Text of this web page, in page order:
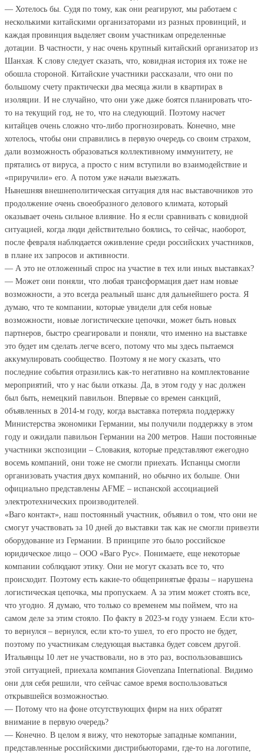
— Хотелось бы. Судя по тому, как они реагируют, мы работаем с
несколькими китайскими организаторами из разных провинций, и
каждая провинция выделяет своим участникам определенные
дотации. В частности, у нас очень крупный китайский организатор из
Шанхая. К слову следует сказать, что, ковидная история их тоже не
обошла стороной. Китайские участники рассказали, что они по
большому счету практически два месяца жили в квартирах в
изоляции. И не случайно, что они уже даже боятся планировать что-
то на текущий год, не то, что на следующий. Поэтому насчет
китайцев очень сложно что-либо прогнозировать. Конечно, мне
хотелось, чтобы они справились в первую очередь со своим страхом,
дали возможность образоваться коллективному иммунитету, не
прятались от вируса, а просто с ним вступили во взаимодействие и
«приручили» его. А потом уже начали выезжать.
Нынешняя внешнеполитическая ситуация для нас выставочников это
продолжение очень своеобразного делового климата, который
оказывает очень сильное влияние. Но я если сравнивать с ковидной
ситуацией, когда люди действительно боялись, то сейчас, наоборот,
после февраля наблюдается оживление среди российских участников,
в плане их запросов и активности.
— А это не отложенный спрос на участие в тех или иных выставках?
— Может они поняли, что любая трансформация дает нам новые
возможности, а это всегда реальный шанс для дальнейшего роста. Я
думаю, что те компании, которые увидели для себя новые
возможности, новые логистические цепочки, может быть новых
партнеров, быстро среагировали и поняли, что именно на выставке
это будет им сделать легче всего, потому что мы здесь пытаемся
аккумулировать сообщество. Поэтому я не могу сказать, что
последние события отразились как-то негативно на комплектование
мероприятий, что у нас были отказы. Да, в этом году у нас должен
был быть, немецкий павильон. Впервые со времен санкций,
объявленных в 2014-м году, когда выставка потеряла поддержку
Министерства экономики Германии, мы получили поддержку в этом
году и ожидали павильон Германии на 200 метров. Наши постоянные
участники экспозиции – Словакия, которые представляют ежегодно
восемь компаний, они тоже не смогли приехать. Испанцы смогли
организовать участия двух компаний, но обычно их больше. Они
официально представлены AFME – испанской ассоциацией
электротехнических производителей.
«Ваго контакт», наш постоянный участник, объявил о том, что они не
смогут участвовать за 10 дней до выставки так как не смогли привезти
оборудование из Германии. В принципе это было российское
юридическое лицо – ООО «Ваго Рус». Понимаете, еще некоторые
компании соблюдают этику. Они не могут сказать все то, что
происходит. Поэтому есть какие-то общепринятые фразы – нарушена
логистическая цепочка, мы пропускаем. А за этим может стоять все,
что угодно. Я думаю, что только со временем мы поймем, что на
самом деле за этим стояло. По факту в 2023-м году узнаем. Если кто-
то вернулся – вернулся, если кто-то ушел, то его просто не будет,
поэтому по участникам следующая выставка будет совсем другой.
Итальянцы 10 лет не участвовали, но в это раз, воспользовавшись
этой ситуацией, приехала компания Giovenzana International. Видимо
они для себя решили, что сейчас самое время воспользоваться
открывшейся возможностью.
— Потому что на фоне отсутствующих фирм на них обратят
внимание в первую очередь?
— Конечно. В целом я вижу, что некоторые западные компании,
представленные российскими дистрибьюторами, где-то на логотипе,